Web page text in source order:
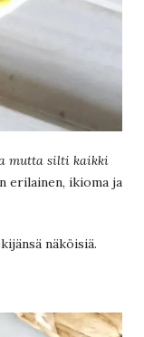
mutta silti kaikki
erilainen, ikioma ja
näköisiä.